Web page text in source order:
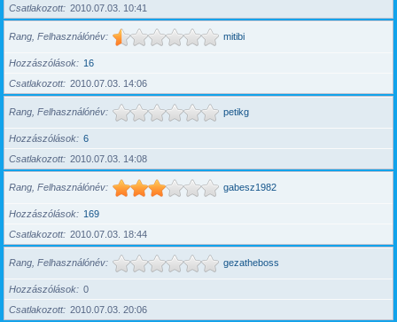
Csatlakozott
2010.07.03. 10:41
Rang, Felhasználónév mitibi
Hozzászólások
16
Csatlakozott
2010.07.03. 14:06
Rang, Felhasználónév petikg
Hozzászólások
6
Csatlakozott
2010.07.03. 14:08
Rang, Felhasználónév gabesz1982
Hozzászólások
169
Csatlakozott
2010.07.03. 18:44
Rang, Felhasználónév gezatheboss
Hozzászólások
0
Csatlakozott
2010.07.03. 20:06